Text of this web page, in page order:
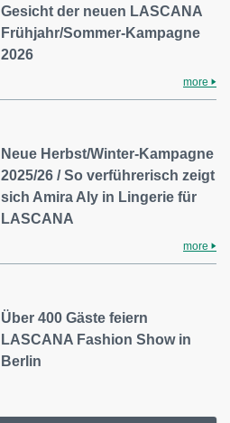
Gesicht der neuen LASCANA
Frühjahr/Sommer-Kampagne
2026
more
Neue Herbst/Winter-Kampagne
2025/26 / So verführerisch zeigt
sich Amira Aly in Lingerie für
LASCANA
more
Über 400 Gäste feiern
LASCANA Fashion Show in
Berlin